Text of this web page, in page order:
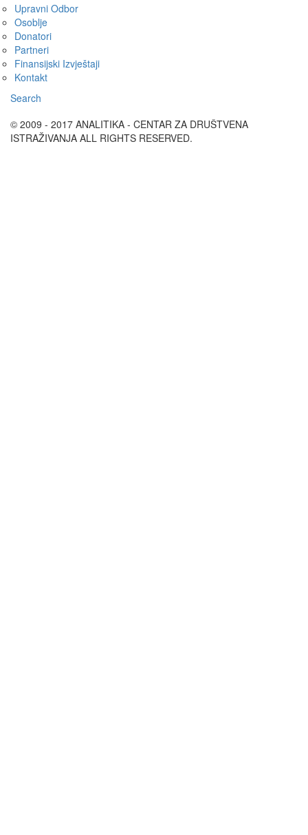
Upravni Odbor
Osoblje
Donatori
Partneri
Finansijski Izvještaji
Kontakt
Search
© 2009 - 2017 ANALITIKA - CENTAR ZA DRUŠTVENA
ISTRAŽIVANJA ALL RIGHTS RESERVED.